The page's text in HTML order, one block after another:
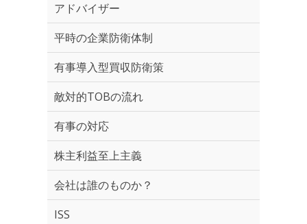
アドバイザー
平時の企業防衛体制
有事導入型買収防衛策
敵対的TOBの流れ
有事の対応
株主利益至上主義
会社は誰のものか？
ISS